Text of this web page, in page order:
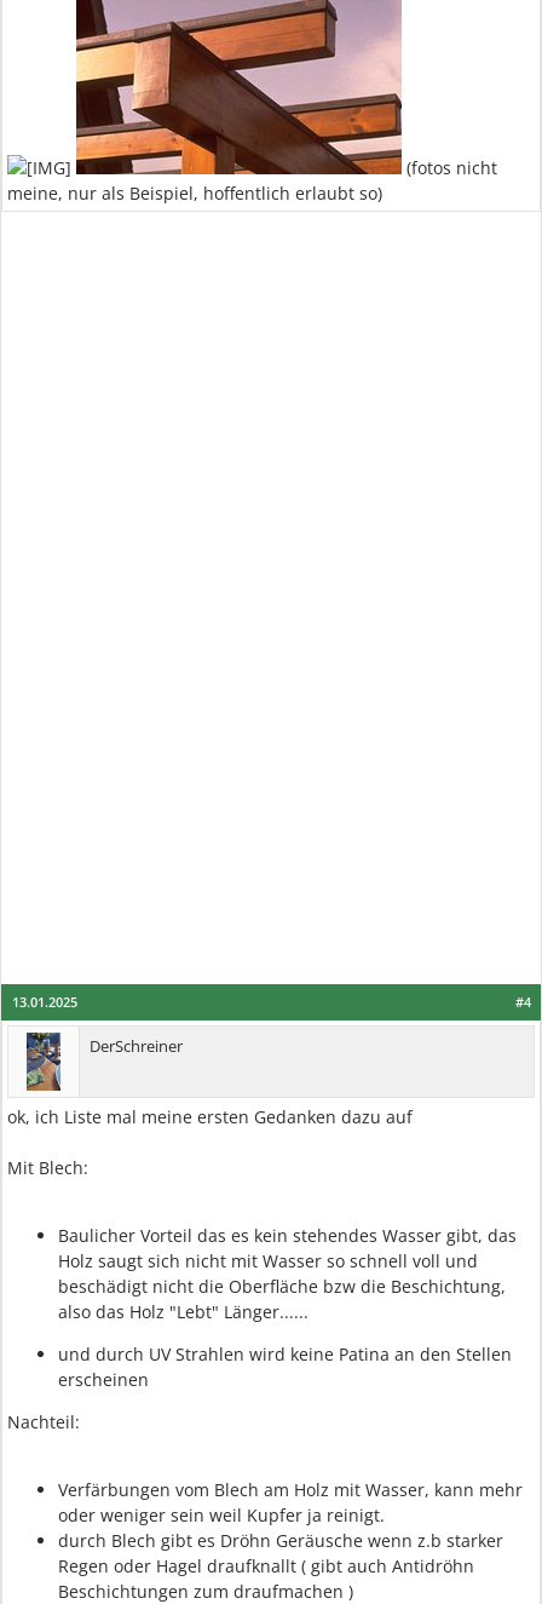
(fotos nicht
meine, nur als Beispiel, hoffentlich erlaubt so)
#4
13.01.2025
DerSchreiner
ok, ich Liste mal meine ersten Gedanken dazu auf
Mit Blech:
Baulicher Vorteil das es kein stehendes Wasser gibt, das
Holz saugt sich nicht mit Wasser so schnell voll und
beschädigt nicht die Oberfläche bzw die Beschichtung,
also das Holz "Lebt" Länger......
und durch UV Strahlen wird keine Patina an den Stellen
erscheinen
Nachteil:
Verfärbungen vom Blech am Holz mit Wasser, kann mehr
oder weniger sein weil Kupfer ja reinigt.
durch Blech gibt es Dröhn Geräusche wenn z.b starker
Regen oder Hagel draufknallt ( gibt auch Antidröhn
Beschichtungen zum draufmachen )